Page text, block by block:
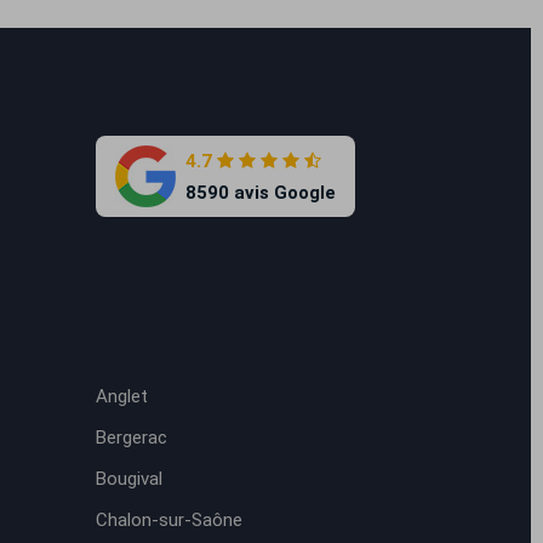
4.7
8590 avis Google
Anglet
Bergerac
Bougival
Chalon-sur-Saône